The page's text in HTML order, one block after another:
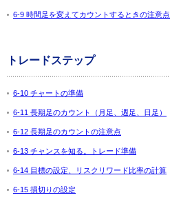
6-9 時間足を変えてカウントするときの注意点
トレードステップ
6-10 チャートの準備
6-11 長期足のカウント（月足、週足、日足）
6-12 長期足のカウントの注意点
6-13 チャンスを知る。トレード準備
6-14 目標の設定、リスクリワード比率の計算
6-15 損切りの設定